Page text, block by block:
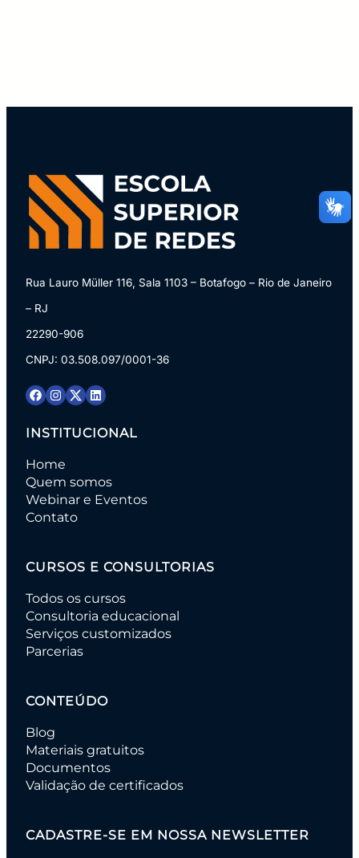
CPF Email
Digite sua senha Confirme a senha
CPF Email
Rua Lauro Müller 116, Sala 1103 – Botafogo – Rio de Janeiro
– RJ
22290-906
CNPJ: 03.508.097/0001-36
INSTITUCIONAL
Home
Quem somos
Webinar e Eventos
Contato
CURSOS E CONSULTORIAS
Todos os cursos
Consultoria educacional
Serviços customizados
Parcerias
CONTEÚDO
Blog
Materiais gratuitos
Documentos
Validação de certificados
CADASTRE-SE EM NOSSA NEWSLETTER